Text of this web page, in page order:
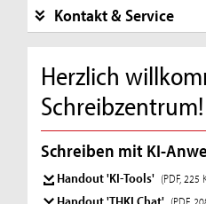
Kontakt & Service
Herzlich
Schreibzentrum!
Schreiben mit KI-
Handout 'KI-Tools' (PDF, 225